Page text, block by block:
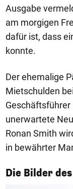
Ausgabe
am morgigen
dafür ist, dass
konnte.
Der ehemalige
Mietschulden
unerwartete
Ronan Smith
in bewährter
Die Bilder
1/50